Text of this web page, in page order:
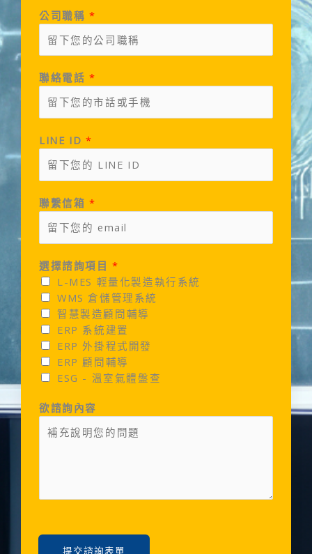
公司職稱 *
聯絡電話 *
LINE ID *
聯繫信箱 *
選擇諮詢項目*
L-MES 輕量化製造執行系統
WMS 倉儲管理系統
智慧製造顧問輔導
ERP 系統建置
ERP 外掛程式開發
ERP 顧問輔導
ESG - 溫室氣體盤查
欲諮詢內容
提交諮詢表單